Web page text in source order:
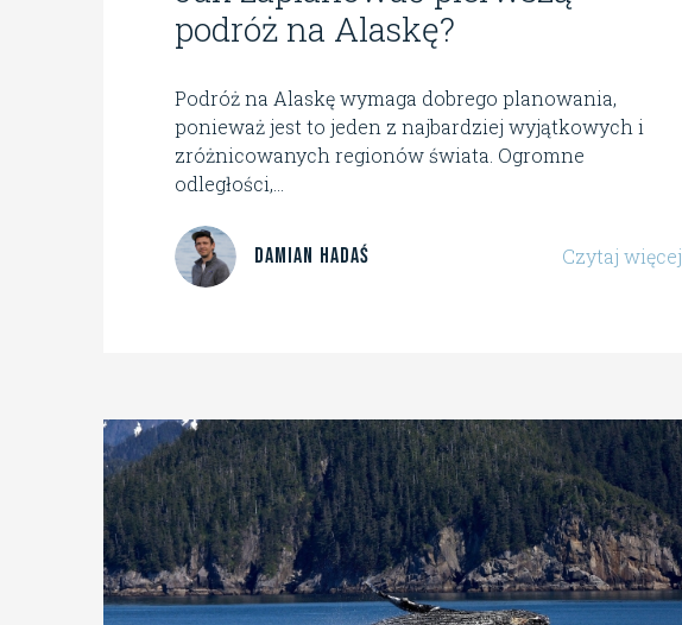
podróż na Alaskę?
Podróż na Alaskę wymaga dobrego planowania,
ponieważ jest to jeden z najbardziej wyjątkowych i
zróżnicowanych regionów świata. Ogromne
odległości,...
Damian Hadaś Czytaj więcej